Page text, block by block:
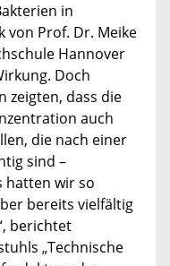
in
von Prof. Dr. Meike
Hannover
Doch
zeigten, dass die
auch
die nach einer
sind –
hatten wir so
bereits vielfältig
berichtet
„Technische